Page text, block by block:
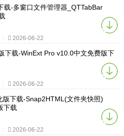
载-多窗口文件管理器_QTTabBar
2026-06-22
下载-WinExt Pro v10.0中文免费版下
2026-06-22
版下载-Snap2HTML(文件夹快照)
下载
2026-06-22